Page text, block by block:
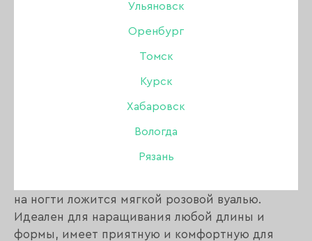
Ульяновск
Оренбург
Томск
Курск
Хабаровск
Вологда
Рязань
Камуфлирующий, самовыравнивающийся
на ногти ложится мягкой розовой вуалью.
Идеален для наращивания любой длины и
формы, имеет приятную и комфортную для